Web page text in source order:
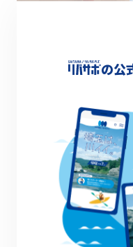
2024.03.18
【リバーラブストー
追え！～前編～
の公